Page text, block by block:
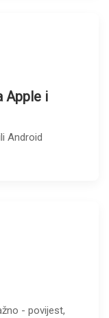
Apple i
Android
- povijest,